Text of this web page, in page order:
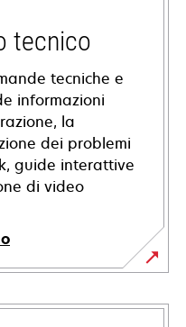
tecnico
tecniche e
informazioni
la
dei problemi
guide interattive
di video